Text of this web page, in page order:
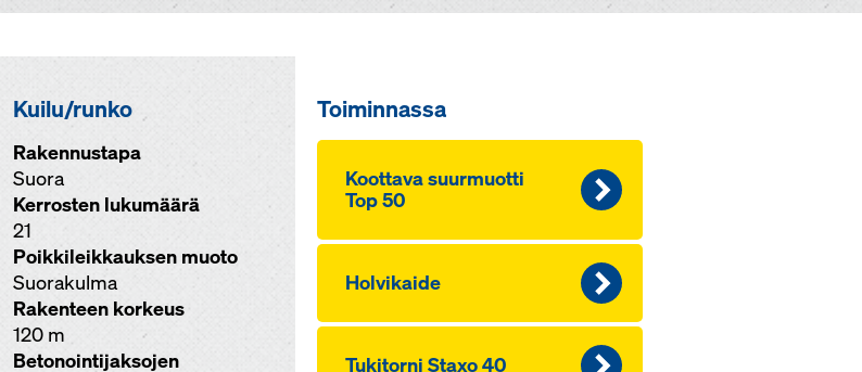
Kuilu/runko
Rakennustapa
Suora
Kerrosten lukumäärä
21
Poikkileikkauksen muoto
Suorakulma
Rakenteen korkeus
120 m
Betonointijaksojen
Toiminnassa
Koot­ta­va suur­muot­ti
Top 50
Hol­vi­kai­de
Tu­ki­tor­ni Staxo 40